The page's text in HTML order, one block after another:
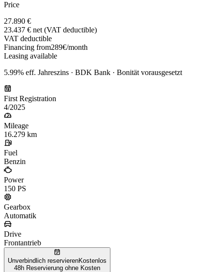
Price
27.890 €
23.437 € net (VAT deductible)
VAT deductible
Financing from289€/month
Leasing available
5.99% eff. Jahreszins · BDK Bank · Bonität vorausgesetzt
First Registration
4/2025
Mileage
16.279 km
Fuel
Benzin
Power
150 PS
Gearbox
Automatik
Drive
Frontantrieb
Unverbindlich reservierenKostenlos
48h Reservierung ohne Kosten